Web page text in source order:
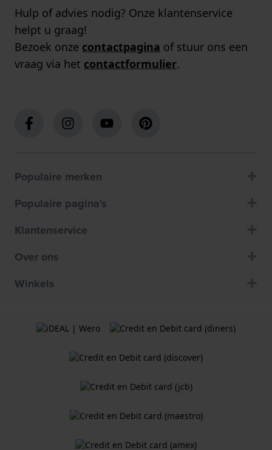
Hulp of advies nodig? Onze klantenservice
helpt u graag!
Bezoek onze contactpagina of stuur ons een
vraag via het contactformulier.
Populaire merken
Populaire pagina's
Klantenservice
Over ons
Winkels